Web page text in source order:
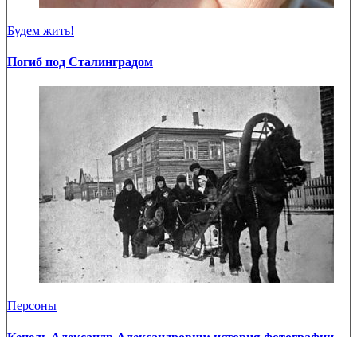
Будем жить!
Погиб под Сталинградом
Персоны